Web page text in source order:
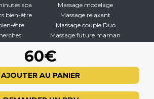
60€
AJOUTER AU PANIER
spa
bien-être
être
Massage modelage
Massage relaxant
Massage couple Duo
Massage future maman
À PROPOS